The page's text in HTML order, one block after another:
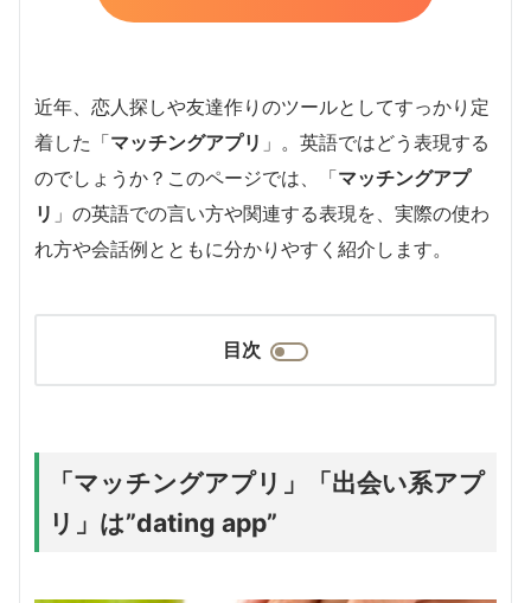
近年、恋人探しや友達作りのツールとしてすっかり定
着した「マッチングアプリ 」。英語ではどう表現する
のでしょうか？このページでは、「マッチングアプ
リ 」の英語での言い方や関連する表現を、実際の使わ
れ方や会話例とともに分かりやすく紹介します。
目次
「マッチングアプリ」「出会い系アプ
リ」は”dating app”